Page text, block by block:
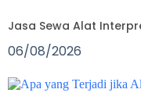
Jasa Sewa Alat
06/08/2026